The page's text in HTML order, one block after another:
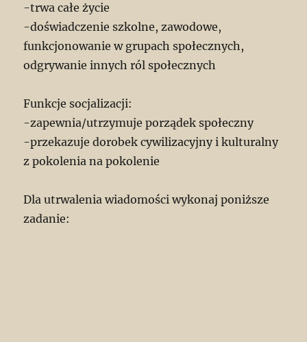
-trwa całe życie
-doświadczenie szkolne, zawodowe,
funkcjonowanie w grupach społecznych,
odgrywanie innych ról społecznych
Funkcje socjalizacji:
-zapewnia/utrzymuje porządek społeczny
-przekazuje dorobek cywilizacyjny i kulturalny
z pokolenia na pokolenie
Dla utrwalenia wiadomości wykonaj poniższe
zadanie: